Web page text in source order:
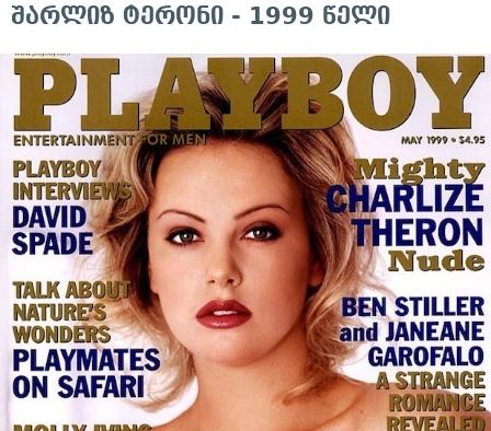
შარლიზ ტერონი - 1999 წელი